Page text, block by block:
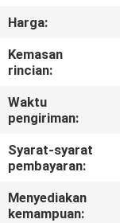
KONTROL
KUALITAS
HUBUNGI
KAMI
BERITA
Harga:
Kemasan
rincian:
Waktu
pengiriman:
Syarat-syarat
pembayaran:
Menyediakan
kemampuan: